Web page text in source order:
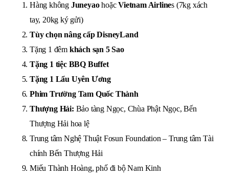
Hàng không JuneyaohoặcVietnam Airlines (7kg xách
tay, 20kg ký gửi)
Tùy chọn nâng cấp DisneyLand
Tặng 1 đêm khách sạn 5 Sao
Tặng 1 tiệc BBQ Buffet
Tặng 1 Lẩu Uyên Ương
Phim Trường Tam Quốc Thành
Thượng Hải: Bảo tàng Ngọc, Chùa Phật Ngọc, Bến
Thượng Hải hoa lệ
Trung tâm Nghệ Thuật Fosun Foundation – Trung tâm Tài
chính Bến Thượng Hải
Miếu Thành Hoàng, phố đi bộ Nam Kinh